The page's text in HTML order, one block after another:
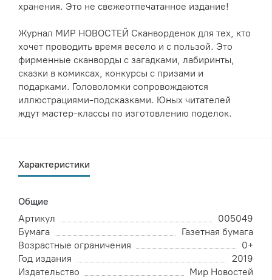
хранения. Это не свежеотпечатанное издание!
Журнал МИР НОВОСТЕЙ Сканворденок для тех, кто
хочет проводить время весело и с пользой. Это
фирменные сканворды с загадками, лабиринты,
сказки в комиксах, конкурсы с призами и
подарками. Головоломки сопровождаются
иллюстрациями-подсказками. Юных читателей
ждут мастер-классы по изготовлению поделок.
Характеристики
Общие
Артикул
005049
Бумага
Газетная бумага
Возрастные ограничения
0+
Год издания
2019
Издательство
Мир Новостей